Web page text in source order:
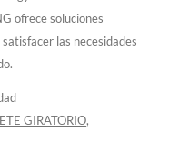
ofrece soluciones
las necesidades
GIRATORIO,